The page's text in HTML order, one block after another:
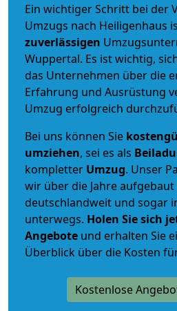
Ein wichtiger Schritt bei der
Umzugs nach Heiligenhaus
zuverlässigen
Wuppertal. Es ist wichtig,
das Unternehmen über die
Erfahrung und Ausrüstung
Umzug erfolgreich
Bei uns können Sie
umziehen, sei es als
kompletter Umzug. Unser
wir über die Jahre
deutschlandweit und sogar
unterwegs. Holen Sie sich
Angebote und erhalten Sie
Überblick über die Kosten
Kostenlose